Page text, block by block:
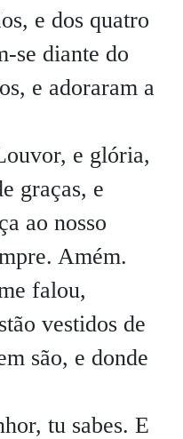
e dos quatro
se diante do
e adoraram a
e glória,
graças, e
ao nosso
Amém.
falou,
vestidos de
são, e donde
tu sabes. E